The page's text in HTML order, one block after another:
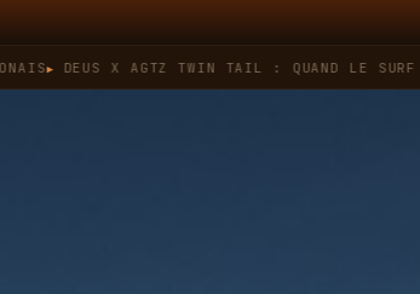
DEUS X AGTZ TWIN TAIL : QUAND LE SURF